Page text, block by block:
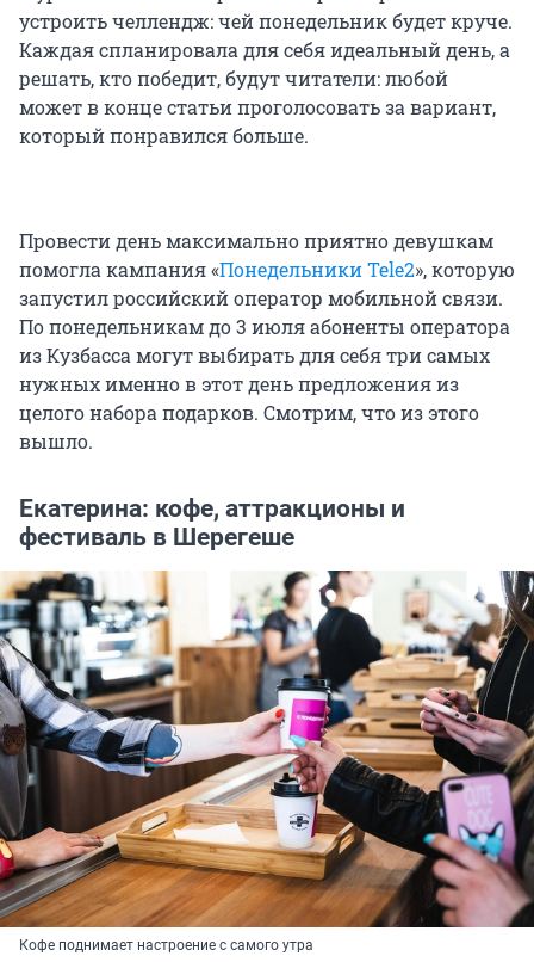
устроить челлендж: чей понедельник будет круче.
Каждая спланировала для себя идеальный день, а
решать, кто победит, будут читатели: любой
может в конце статьи проголосовать за вариант,
который понравился больше.
Провести день максимально приятно девушкам
помогла кампания «Понедельники Tele2», которую
запустил российский оператор мобильной связи.
По понедельникам до 3 июля абоненты оператора
из Кузбасса могут выбирать для себя три самых
нужных именно в этот день предложения из
целого набора подарков. Смотрим, что из этого
вышло.
Екатерина: кофе, аттракционы и
фестиваль в Шерегеше
Кофе поднимает настроение с самого утра